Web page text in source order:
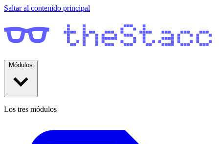
Saltar al contenido principal
Los tres módulos